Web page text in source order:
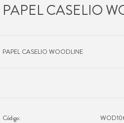
PAPEL CASELIO
PAPEL CASELIO WOODLINE
Código: